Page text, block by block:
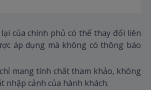
lại của chính phủ có thể thay đổi liên
áp dụng mà không có thông báo
mang tính chất tham khảo, không
nhập cảnh của hành khách.